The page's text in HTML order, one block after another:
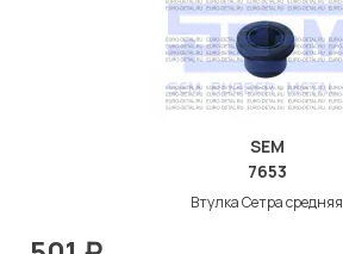
SEM
7653
Втулка Сетра средняя